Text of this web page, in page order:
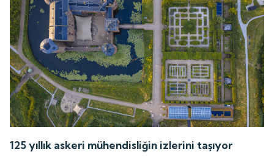
125 yıllık askeri mühendisliğin izlerini taşıyor